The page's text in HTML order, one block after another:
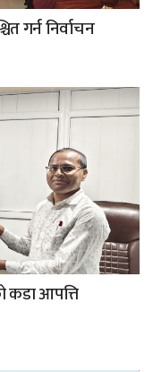
गर्न निर्वाचन
कडा आपत्ति